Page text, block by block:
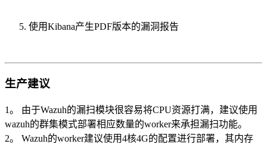
使用Kibana产生PDF版本的漏洞报告
生产建议
1。 由于Wazuh的漏扫模块很容易将CPU资源打满，建议使用
wazuh的群集模式部署相应数量的worker来承担漏扫功能。
2。 Wazuh的worker建议使用4核4G的配置进行部署，其内存